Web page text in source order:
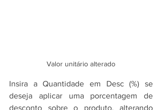
Valor unitário alterado
Insira a Quantidade em Desc (%) se
deseja aplicar uma porcentagem de
desconto sobre o produto, alterando